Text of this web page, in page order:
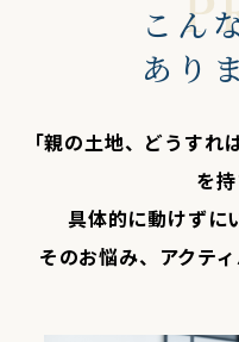
こん
あり
「親の土地、どうす
を持
具体的に動けずに
そのお悩み、アクテ